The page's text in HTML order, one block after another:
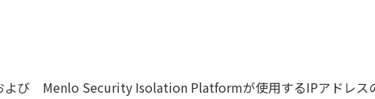
よび Menlo Security Isolation Platformが使用するIPアドレス